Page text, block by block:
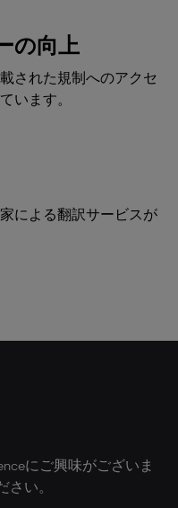
の向上
された規制へのアクセ
います。
による翻訳サービスが
にご興味がございま
い。